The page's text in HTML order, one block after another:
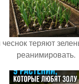
теряют
реанимировать.